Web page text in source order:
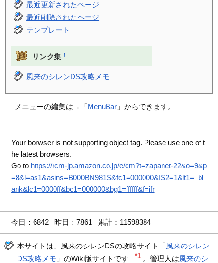
最近更新されたページ
最近削除されたページ
テンプレート
リンク集 †
風来のシレンDS攻略メモ
メニューの編集は→「 MenuBar 」からできます。
Your borwser is not supporting object tag. Please use one of t
he latest browsers.
Go to https://rcm-jp.amazon.co.jp/e/cm?t=zapanet-22&o=9&p
=8&l=as1&asins=B000BN981S&fc1=000000&IS2=1&lt1=_bl
ank&lc1=0000ff&bc1=000000&bg1=ffffff&f=ifr
今日：6842 昨日：7861 累計：11598384
本サイトは、風来のシレンDSの攻略サイト「風来のシレン
DS攻略メモ 」のWiki版サイトです *1 。管理人は風来のシ